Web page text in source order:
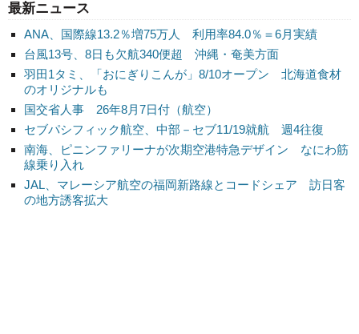
最新ニュース
ANA、国際線13.2％増75万人 利用率84.0％＝6月実績
台風13号、8日も欠航340便超 沖縄・奄美方面
羽田1タミ、「おにぎりこんが」8/10オープン 北海道食材
のオリジナルも
国交省人事 26年8月7日付（航空）
セブパシフィック航空、中部－セブ11/19就航 週4往復
南海、ピニンファリーナが次期空港特急デザイン なにわ筋
線乗り入れ
JAL、マレーシア航空の福岡新路線とコードシェア 訪日客
の地方誘客拡大